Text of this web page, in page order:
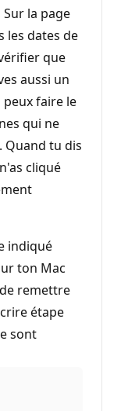
la page
les dates de
que
aussi un
faire le
qui ne
Quand tu dis
cliqué
indiqué
ton Mac
remettre
étape
sont